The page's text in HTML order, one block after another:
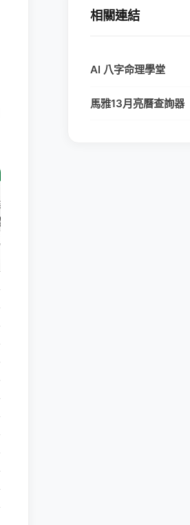
相關連結
AI 八字命理學堂
馬雅13月亮曆查詢器